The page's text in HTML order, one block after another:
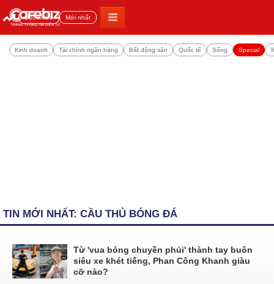
Đọc nhiều Mới nhất
Kinh doanh Tài chính ngân hàng Bất động sản Quốc tế Sống Special
TIN MỚI NHẤT: CẦU THỦ BÓNG ĐÁ
Từ 'vua bóng chuyền phủi' thành tay buôn
siêu xe khét tiếng, Phan Công Khanh giàu
cỡ nào?